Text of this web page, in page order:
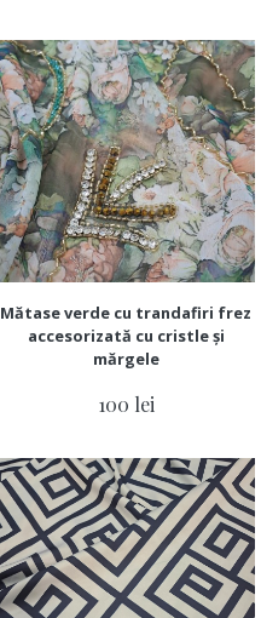
Mătase verde cu trandafiri frez
accesorizată cu cristle și
mărgele
100 lei